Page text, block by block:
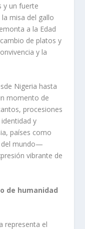
y un fuerte
misa del gallo
a la Edad
de platos y
y la
Nigeria hasta
momento de
procesiones
y
países como
del mundo—
vibrante de
de humanidad
representa el